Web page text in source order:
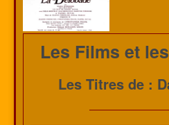
Les Films et
Les Titres de :